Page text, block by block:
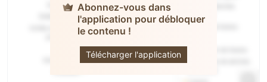
Abonnez-vous dans
l'application pour débloquer
le contenu !
Télécharger l'application
BLAZE
MARKETS